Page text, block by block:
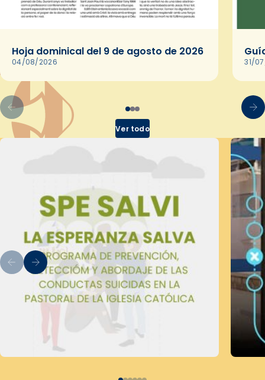
Hoja dominical del 9 de agosto de 2026
04/08/2026 31/
Ver todo